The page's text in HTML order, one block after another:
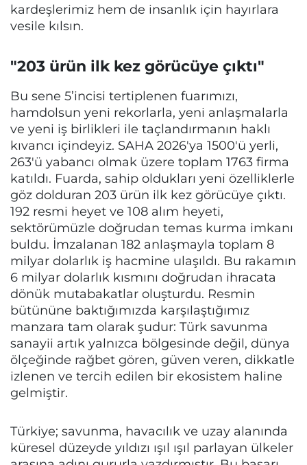
kardeşlerimiz hem de insanlık için hayırlara
vesile kılsın.
"203 ürün ilk kez görücüye çıktı"
Bu sene 5’incisi tertiplenen fuarımızı,
hamdolsun yeni rekorlarla, yeni anlaşmalarla
ve yeni iş birlikleri ile taçlandırmanın haklı
kıvancı içindeyiz. SAHA 2026'ya 1500'ü yerli,
263'ü yabancı olmak üzere toplam 1763 firma
katıldı. Fuarda, sahip oldukları yeni özelliklerle
göz dolduran 203 ürün ilk kez görücüye çıktı.
192 resmi heyet ve 108 alım heyeti,
sektörümüzle doğrudan temas kurma imkanı
buldu. İmzalanan 182 anlaşmayla toplam 8
milyar dolarlık iş hacmine ulaşıldı. Bu rakamın
6 milyar dolarlık kısmını doğrudan ihracata
dönük mutabakatlar oluşturdu. Resmin
bütününe baktığımızda karşılaştığımız
manzara tam olarak şudur: Türk savunma
sanayii artık yalnızca bölgesinde değil, dünya
ölçeğinde rağbet gören, güven veren, dikkatle
izlenen ve tercih edilen bir ekosistem haline
gelmiştir.
Türkiye; savunma, havacılık ve uzay alanında
küresel düzeyde yıldızı ışıl ışıl parlayan ülkeler